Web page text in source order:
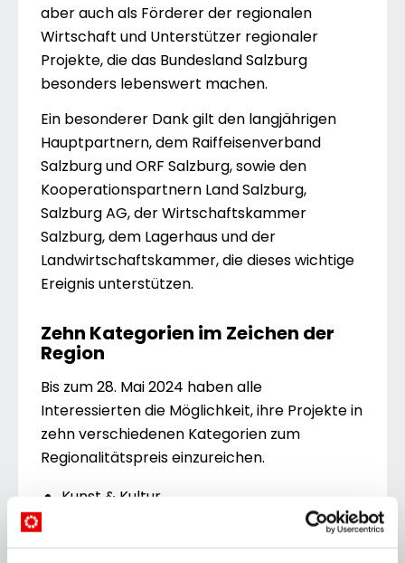
aber auch als Förderer der regionalen
Wirtschaft und Unterstützer regionaler
Projekte, die das Bundesland Salzburg
besonders lebenswert machen.
Ein besonderer Dank gilt den langjährigen
Hauptpartnern, dem Raiffeisenverband
Salzburg und ORF Salzburg, sowie den
Kooperationspartnern Land Salzburg,
Salzburg AG, der Wirtschaftskammer
Salzburg, dem Lagerhaus und der
Landwirtschaftskammer, die dieses wichtige
Ereignis unterstützen.
Zehn Kategorien im Zeichen der
Region
Bis zum 28. Mai 2024 haben alle
Interessierten die Möglichkeit, ihre Projekte in
zehn verschiedenen Kategorien zum
Regionalitätspreis einzureichen.
Kunst & Kultur
Gesundheit & Lebensqualität